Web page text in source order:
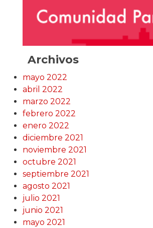
Archivos
mayo 2022
abril 2022
marzo 2022
febrero 2022
enero 2022
diciembre 2021
noviembre 2021
octubre 2021
septiembre 2021
agosto 2021
julio 2021
junio 2021
mayo 2021